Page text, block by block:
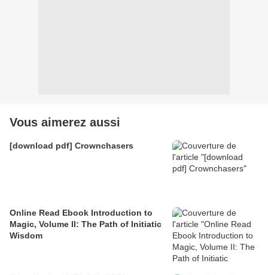
Vous aimerez aussi
[download pdf] Crownchasers
Online Read Ebook Introduction to
Magic, Volume II: The Path of Initiatic
Wisdom